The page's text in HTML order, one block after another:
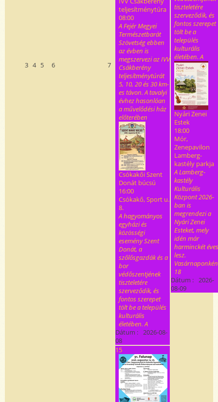
3 4 5 6 7
teljesítménytúra
08:00
A Fejér Megyei
Természetbarát
Szövetség ebben
az évben is
megszervezi az IVV
Csákberény
teljesítménytúrát
5, 10, 20 és 30 km-
es távon. A tavalyi
évhez hasonlóan
a művelődési ház
előterében
Csókakői Szent
Donát búcsú
16:00
Csókakő, Sport u.
8.
A hagyományos
egyházi és
közösségi
esemény Szent
Donát, a
szőlősgazdák és a
bor
védőszentjének
tiszteletére
szerveződik, és
fontos szerepet
tölt be a település
kulturális
életében. A
Dátum : 2026-08-
08
tiszteletére
szerveződik, és
fontos szerepet
tölt be a
település
kulturális
életében. A
Nyári Zenei
Estek
18:00
Mór,
Zenepavilon
Lamberg-
kastély parkja
A Lamberg-
kastély
Kulturális
Központ 2026-
ban is
megrendezi a
Nyári Zenei
Esteket, mely
idén már
harminckét éves
lesz.
18
Dátum : 2026-
08-09
15